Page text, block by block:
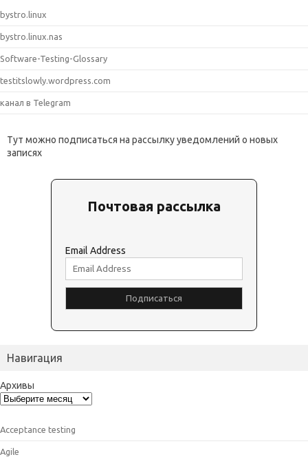
bystro.linux
bystro.linux.nas
Software-Testing-Glossary
testitslowly.wordpress.com
канал в Telegram
Тут можно подписаться на рассылку уведомлений о новых
записях
Почтовая рассылка
Email Address
Навигация
Архивы
Acceptance testing
Agile